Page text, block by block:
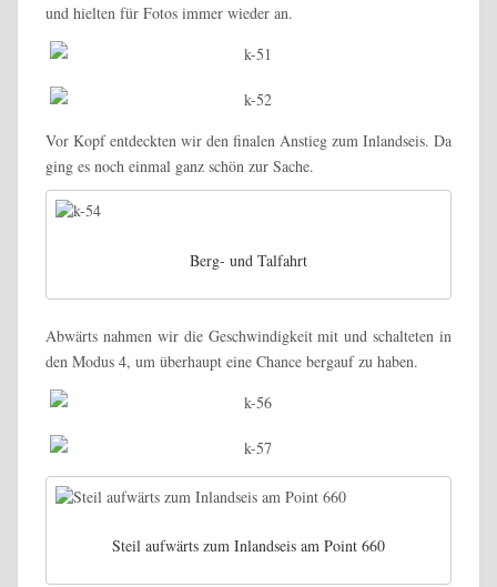
und hielten für Fotos immer wieder an.
Vor Kopf entdeckten wir den finalen Anstieg zum Inlandseis. Da
ging es noch einmal ganz schön zur Sache.
Berg- und Talfahrt
Abwärts nahmen wir die Geschwindigkeit mit und schalteten in
den Modus 4, um überhaupt eine Chance bergauf zu haben.
Steil aufwärts zum Inlandseis am Point 660